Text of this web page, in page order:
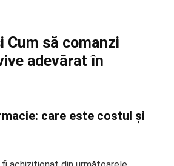
Cum să comanzi
adevărat în
care este costul și